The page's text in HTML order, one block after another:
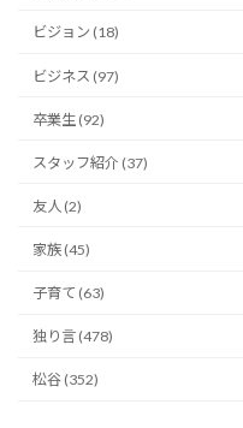
ビジョン (18)
ビジネス (97)
卒業生 (92)
スタッフ紹介 (37)
友人 (2)
家族 (45)
子育て (63)
独り言 (478)
松谷 (352)